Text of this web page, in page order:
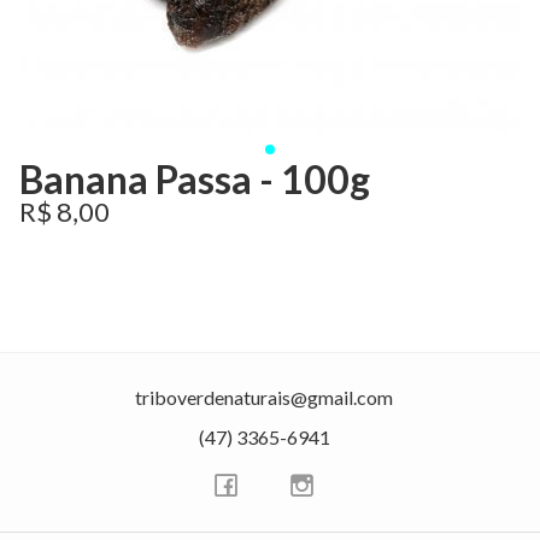
Banana Passa - 100g
R$ 8,00
triboverdenaturais@gmail.com
(47) 3365-6941